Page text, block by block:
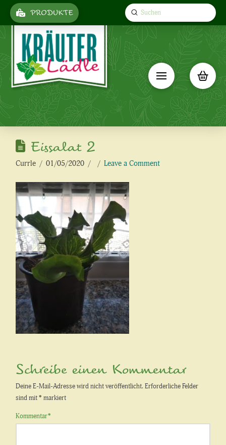
PRODUKTE Search
Submit
Eissalat 2
Currle 01/05/2020 Leave a Comment
Schreibe einen Kommentar
Deine E-Mail-Adresse wird nicht veröffentlicht. Erforderliche Felder
sind mit* markiert
Kommentar*